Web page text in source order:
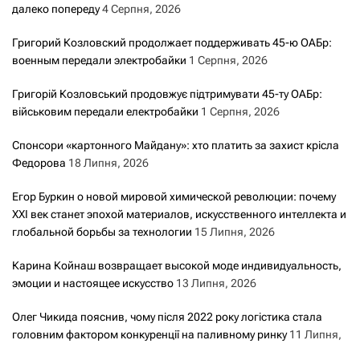
далеко попереду4 Серпня, 2026
Григорий Козловский продолжает поддерживать 45-ю ОАБр:
военным передали электробайки 1 Серпня, 2026
Григорій Козловський продовжує підтримувати 45-ту ОАБр:
військовим передали електробайки 1 Серпня, 2026
Спонсори «картонного Майдану»: хто платить за захист крісла
Федорова 18 Липня, 2026
Егор Буркин о новой мировой химической революции: почему
XXI век станет эпохой материалов, искусственного интеллекта и
глобальной борьбы за технологии 15 Липня, 2026
Карина Койнаш возвращает высокой моде индивидуальность,
эмоции и настоящее искусство 13 Липня, 2026
Олег Чикида пояснив, чому після 2022 року логістика стала
головним фактором конкуренції на паливному ринку 11 Липня,